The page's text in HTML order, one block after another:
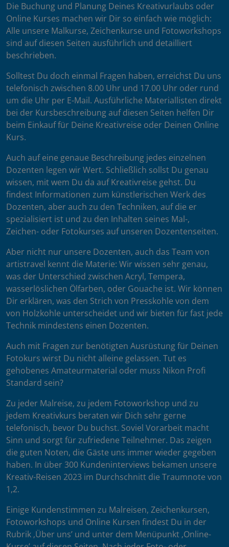
Die Buchung und Planung Deines Kreativurlaubs oder
Online Kurses machen wir Dir so einfach wie möglich:
Alle unsere Malkurse, Zeichenkurse und Fotoworkshops
sind auf diesen Seiten ausführlich und detailliert
beschrieben.
Solltest Du doch einmal Fragen haben, erreichst Du uns
telefonisch zwischen 8.00 Uhr und 17.00 Uhr oder rund
um die Uhr per E-Mail. Ausführliche Materiallisten direkt
bei der Kursbeschreibung auf diesen Seiten helfen Dir
beim Einkauf für Deine Kreativreise oder Deinen Online
Kurs.
Auch auf eine genaue Beschreibung jedes einzelnen
Dozenten legen wir Wert. Schließlich sollst Du genau
wissen, mit wem Du da auf Kreativreise gehst. Du
findest Informationen zum künstlerischen Werk des
Dozenten, aber auch zu den Techniken, auf die er
spezialisiert ist und zu den Inhalten seines Mal-,
Zeichen- oder Fotokurses auf unseren Dozentenseiten.
Aber nicht nur unsere Dozenten, auch das Team von
artistravel kennt die Materie: Wir wissen sehr genau,
was der Unterschied zwischen Acryl, Tempera,
wasserlöslichen Ölfarben, oder Gouache ist. Wir können
Dir erklären, was den Strich von Presskohle von dem
von Holzkohle unterscheidet und wir bieten für fast jede
Technik mindestens einen Dozenten.
Auch mit Fragen zur benötigten Ausrüstung für Deinen
Fotokurs wirst Du nicht alleine gelassen. Tut es
gehobenes Amateurmaterial oder muss Nikon Profi
Standard sein?
Zu jeder Malreise, zu jedem Fotoworkshop und zu
jedem Kreativkurs beraten wir Dich sehr gerne
telefonisch, bevor Du buchst. Soviel Vorarbeit macht
Sinn und sorgt für zufriedene Teilnehmer. Das zeigen
die guten Noten, die Gäste uns immer wieder gegeben
haben. In über 300 Kundeninterviews bekamen unsere
Kreativ-Reisen 2023 im Durchschnitt die Traumnote von
1,2.
Einige Kundenstimmen zu Malreisen, Zeichenkursen,
Fotoworkshops und Online Kursen findest Du in der
Rubrik ‚Über uns’ und unter dem Menüpunkt ‚Online-